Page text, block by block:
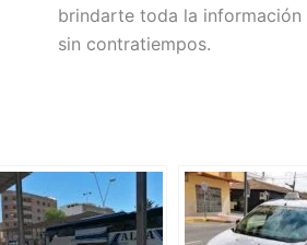
brindarte toda la información
sin contratiempos.